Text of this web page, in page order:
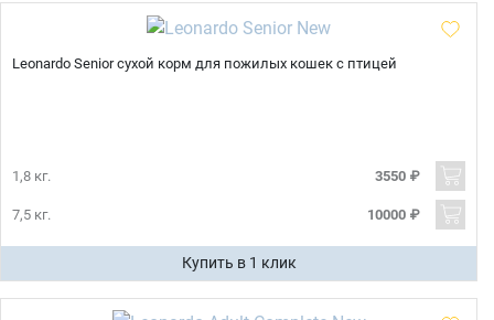
Leonardo Senior сухой корм для пожилых кошек с птицей
1,8 кг. 3550 ₽
7,5 кг. 10000 ₽
Купить в 1 клик